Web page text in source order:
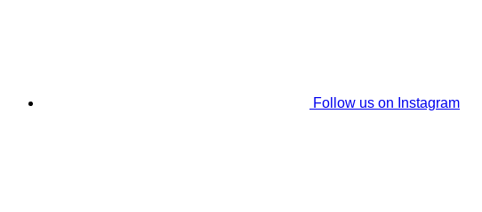
Follow us on Instagram